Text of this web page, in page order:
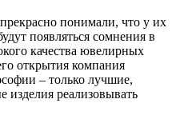
понимали, что у их
появляться сомнения в
качества ювелирных
открытия компания
– только лучшие,
изделия реализовывать